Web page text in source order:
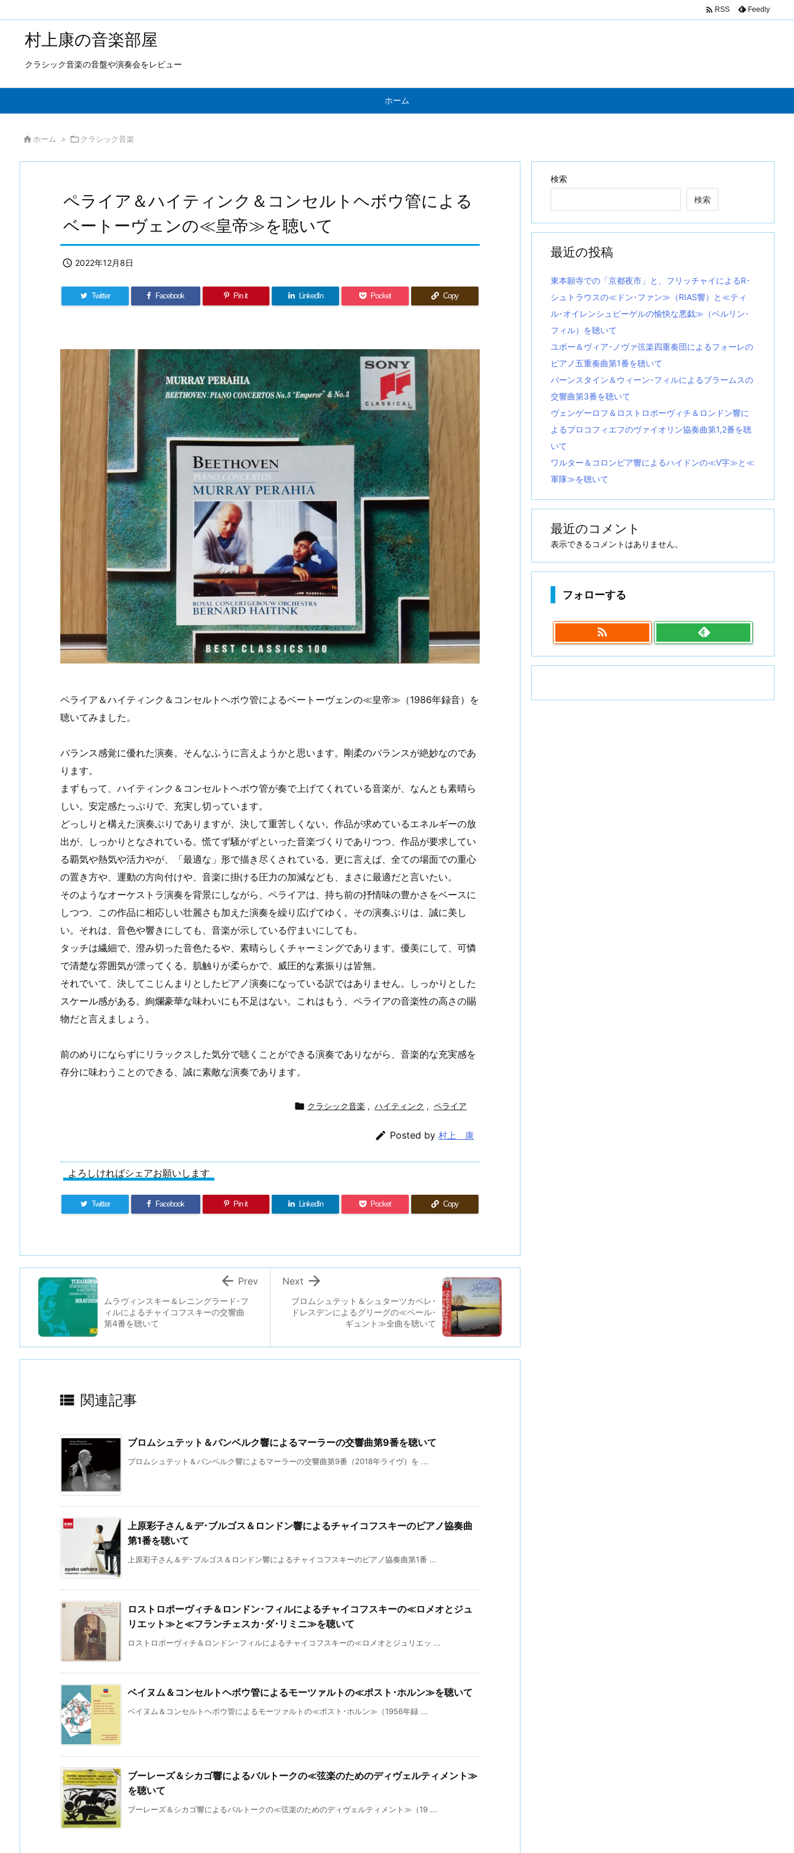
村上康の音楽部屋
クラシック音楽の音盤や演奏会をレビュー
ホーム
 RSS Feedly
 ホーム > クラシック音楽
ペライア＆ハイティンク＆コンセルトヘボウ管による
ベートーヴェンの≪皇帝≫を聴いて
 2022年12月8日
Twitter Facebook Pin it LinkedIn Pocket Copy
ペライア＆ハイティンク＆コンセルトヘボウ管によるベートーヴェンの≪皇帝≫（1986年録音）を
聴いてみました。
バランス感覚に優れた演奏。そんなふうに言えようかと思います。剛柔のバランスが絶妙なのであ
ります。
まずもって、ハイティンク＆コンセルトヘボウ管が奏で上げてくれている音楽が、なんとも素晴ら
しい。安定感たっぷりで、充実し切っています。
どっしりと構えた演奏ぶりでありますが、決して重苦しくない。作品が求めているエネルギーの放
出が、しっかりとなされている。慌てず騒がずといった音楽づくりでありつつ、作品が要求してい
る覇気や熱気や活力やが、「最適な」形で描き尽くされている。更に言えば、全ての場面での重心
の置き方や、運動の方向付けや、音楽に掛ける圧力の加減なども、まさに最適だと言いたい。
そのようなオーケストラ演奏を背景にしながら、ペライアは、持ち前の抒情味の豊かさをベースに
しつつ、この作品に相応しい壮麗さも加えた演奏を繰り広げてゆく。その演奏ぶりは、誠に美し
い。それは、音色や響きにしても、音楽が示している佇まいにしても。
タッチは繊細で、澄み切った音色たるや、素晴らしくチャーミングであります。優美にして、可憐
で清楚な雰囲気が漂ってくる。肌触りが柔らかで、威圧的な素振りは皆無。
それでいて、決してこじんまりとしたピアノ演奏になっている訳ではありません。しっかりとした
スケール感がある。絢爛豪華な味わいにも不足はない。これはもう、ペライアの音楽性の高さの賜
物だと言えましょう。
前のめりにならずにリラックスした気分で聴くことができる演奏でありながら、音楽的な充実感を
存分に味わうことのできる、誠に素敵な演奏であります。
 クラシック音楽 , ハイティンク , ペライア
 Posted by 村上 康
よろしければシェアお願いします
Twitter Facebook Pin it LinkedIn Pocket Copy
ブロムシュテット＆シュターツカペレ･
ドレスデンによるグリーグの≪ペール･
ギュント≫全曲を聴いて

Next
ムラヴィンスキー＆レニングラード･フ
ィルによるチャイコフスキーの交響曲
第4番を聴いて
 Prev
 関連記事
ブロムシュテット＆バンベルク響によるマーラーの交響曲第9番を聴いて
ブロムシュテット＆バンベルク響によるマーラーの交響曲第9番（2018年ライヴ）を ...
上原彩子さん＆デ･ブルゴス＆ロンドン響によるチャイコフスキーのピアノ協奏曲
第1番を聴いて
上原彩子さん＆デ･ブルゴス＆ロンドン響によるチャイコフスキーのピアノ協奏曲第1番 ...
ロストロポーヴィチ＆ロンドン･フィルによるチャイコフスキーの≪ロメオとジュ
リエット≫と≪フランチェスカ･ダ･リミニ≫を聴いて
ロストロポーヴィチ＆ロンドン･フィルによるチャイコフスキーの≪ロメオとジュリエッ ...
ベイヌム＆コンセルトヘボウ管によるモーツァルトの≪ポスト･ホルン≫を聴いて
ベイヌム＆コンセルトヘボウ管によるモーツァルトの≪ポスト･ホルン≫（1956年録 ...
ブーレーズ＆シカゴ響によるバルトークの≪弦楽のためのディヴェルティメント≫
を聴いて
ブーレーズ＆シカゴ響によるバルトークの≪弦楽のためのディヴェルティメント≫（19 ...
検索
検索
最近の投稿
東本願寺での「京都夜市」と、フリッチャイによるR･
シュトラウスの≪ドン･ファン≫（RIAS響）と≪ティ
ル･オイレンシュピーゲルの愉快な悪戯≫（ベルリン･
フィル）を聴いて
ユボー＆ヴィア･ノヴァ弦楽四重奏団によるフォーレの
ピアノ五重奏曲第1番を聴いて
バーンスタイン＆ウィーン･フィルによるブラームスの
交響曲第3番を聴いて
ヴェンゲーロフ＆ロストロポーヴィチ＆ロンドン響に
よるプロコフィエフのヴァイオリン協奏曲第1,2番を聴
いて
ワルター＆コロンビア響によるハイドンの≪V字≫と≪
軍隊≫を聴いて
最近のコメント
表示できるコメントはありません。
フォローする
